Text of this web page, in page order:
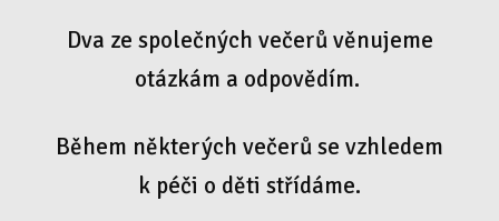
Dva ze společných večerů věnujeme
otázkám a odpovědím.
Během některých večerů se vzhledem
k péči o děti střídáme.